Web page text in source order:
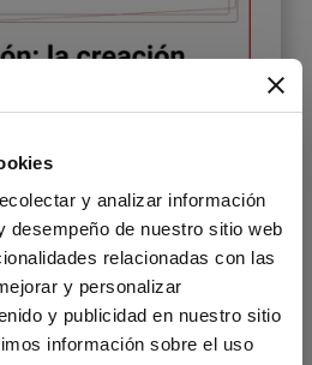
y analizar información
desempeño de nuestro sitio web
relacionadas con las
y personalizar
y publicidad en nuestro sitio
información sobre el uso
Evaluación: